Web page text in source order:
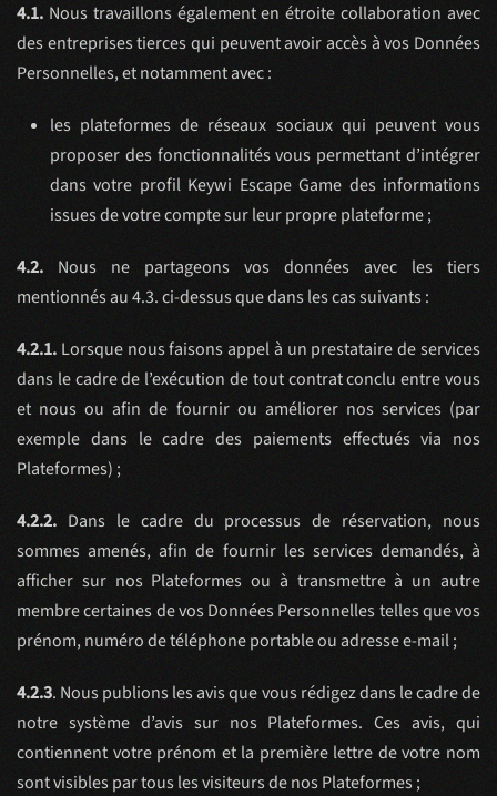
4.1. Nous travaillons également en étroite collaboration avec
des entreprises tierces qui peuvent avoir accès à vos Données
Personnelles, et notamment avec :
les plateformes de réseaux sociaux qui peuvent vous
proposer des fonctionnalités vous permettant d’intégrer
dans votre profil Keywi Escape Game des informations
issues de votre compte sur leur propre plateforme ;
4.2. Nous ne partageons vos données avec les tiers
mentionnés au 4.3. ci-dessus que dans les cas suivants :
4.2.1. Lorsque nous faisons appel à un prestataire de services
dans le cadre de l’exécution de tout contrat conclu entre vous
et nous ou afin de fournir ou améliorer nos services (par
exemple dans le cadre des paiements effectués via nos
Plateformes) ;
4.2.2. Dans le cadre du processus de réservation, nous
sommes amenés, afin de fournir les services demandés, à
afficher sur nos Plateformes ou à transmettre à un autre
membre certaines de vos Données Personnelles telles que vos
prénom, numéro de téléphone portable ou adresse e-mail ;
4.2.3. Nous publions les avis que vous rédigez dans le cadre de
notre système d’avis sur nos Plateformes. Ces avis, qui
contiennent votre prénom et la première lettre de votre nom
sont visibles par tous les visiteurs de nos Plateformes ;